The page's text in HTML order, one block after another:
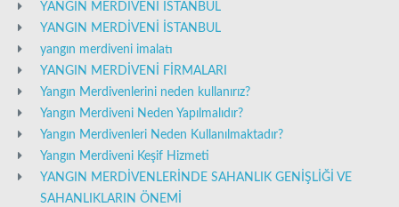
YANGIN MERDİVENİ İSTANBUL
YANGIN MERDİVENİ İSTANBUL
yangın merdiveni imalatı
YANGIN MERDİVENİ FİRMALARI
Yangın Merdivenlerini neden kullanırız?
Yangın Merdiveni Neden Yapılmalıdır?
Yangın Merdivenleri Neden Kullanılmaktadır?
Yangın Merdiveni Keşif Hizmeti
YANGIN MERDİVENLERİNDE SAHANLIK GENİŞLİĞİ VE
SAHANLIKLARIN ÖNEMİ